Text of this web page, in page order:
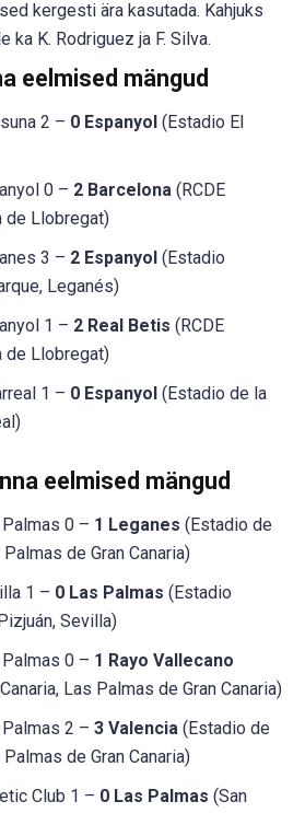
kergesti ära kasutada. Kahjuks
ka K. Rodriguez ja F. Silva.
eelmised mängud
2 – 0 Espanyol (Estadio El
0 – 2 Barcelona (RCDE
de Llobregat)
3 – 2 Espanyol (Estadio
Leganés)
1 – 2 Real Betis (RCDE
de Llobregat)
1 – 0 Espanyol (Estadio de la
eelmised mängud
0 – 1 Leganes (Estadio de
Palmas de Gran Canaria)
1 – 0 Las Palmas (Estadio
Sevilla)
0 – 1 Rayo Vallecano
Las Palmas de Gran Canaria)
2 – 3 Valencia (Estadio de
Palmas de Gran Canaria)
Club 1 – 0 Las Palmas (San